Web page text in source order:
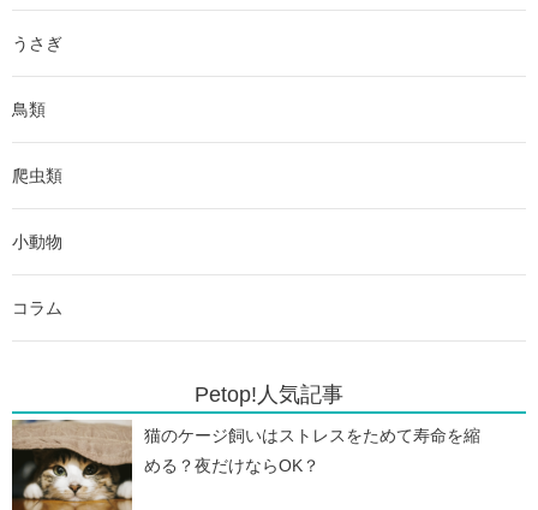
うさぎ
鳥類
爬虫類
小動物
コラム
Petop!人気記事
猫のケージ飼いはストレスをためて寿命を縮
める？夜だけならOK？